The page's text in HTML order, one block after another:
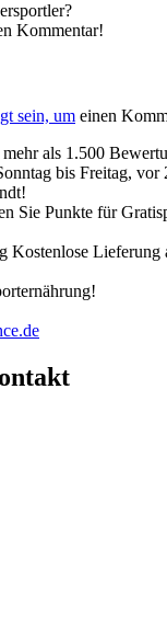
Kommentar!
sein, um einen
als 1.500
bis Freitag,
Sie Punkte für
Kostenlose Lieferung